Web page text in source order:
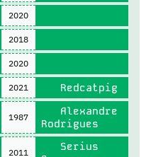
2020
2018
2020
2021 Redcatpig
1987
Alexandre
Rodrigues
2011
Serius